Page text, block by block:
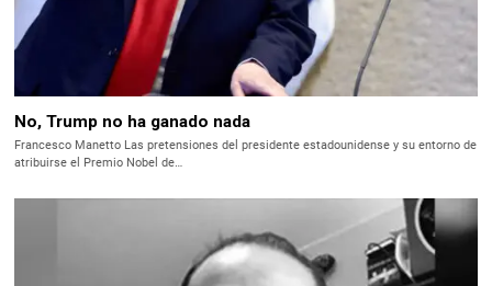
No, Trump no ha ganado nada
Francesco Manetto Las pretensiones del presidente estadounidense y su entorno de
atribuirse el Premio Nobel de…